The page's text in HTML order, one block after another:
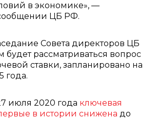
в экономике», —
ЦБ РФ.
Совета директоров ЦБ
будет рассматриваться вопрос
ставки, запланировано на
года.
июля 2020 года ключевая
в истории снижена до